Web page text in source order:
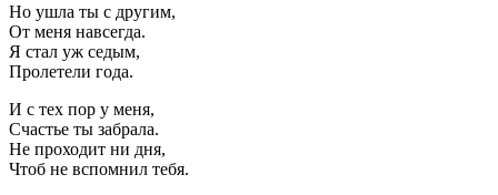
Но ушла ты с другим,
От меня навсегда.
Я стал уж седым,
Пролетели года.
И с тех пор у меня,
Счастье ты забрала.
Не проходит ни дня,
Чтоб не вспомнил тебя.